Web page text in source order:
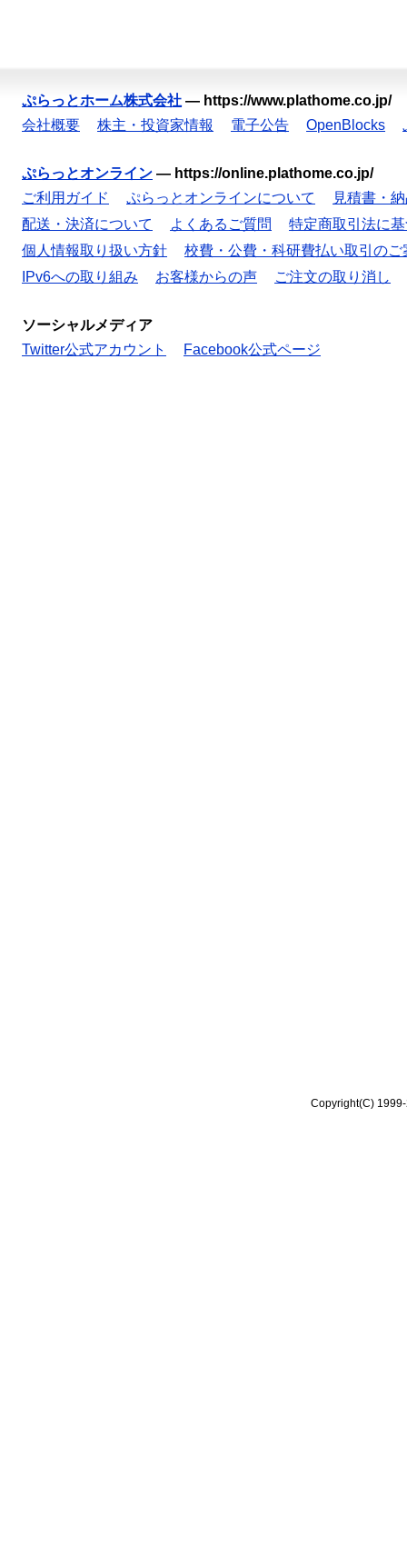
ぷらっとホーム株式会社 — https://www.plathome.co.jp/
会社概要
株主・投資家情報 電子公告 OpenBlocks
ぷらっとオンライン — https://online.plathome.co.jp/
ご利用ガイド
ぷらっとオンラインについて
見積書・
配送・決済について
よくあるご質問
特定商取引法に
個人情報取り扱い方針
校費・公費・科研費払い取引のご
IPv6への取り組み
お客様からの声 ご注文の取り消し
ソーシャルメディア
Twitter公式アカウント
Facebook公式ページ
Copyright(C)